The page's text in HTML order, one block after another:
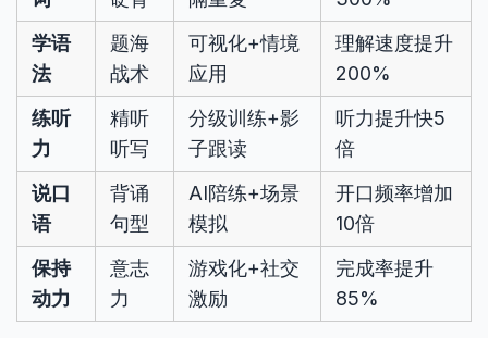
学语
法
题海
战术
可视化+情境
应用
理解速度提升
200%
练听
力
精听
听写
分级训练+影
子跟读
听力提升快5
倍
说口
语
背诵
句型
AI陪练+场景
模拟
开口频率增加
10倍
保持
动力
意志
力
游戏化+社交
激励
完成率提升
85%